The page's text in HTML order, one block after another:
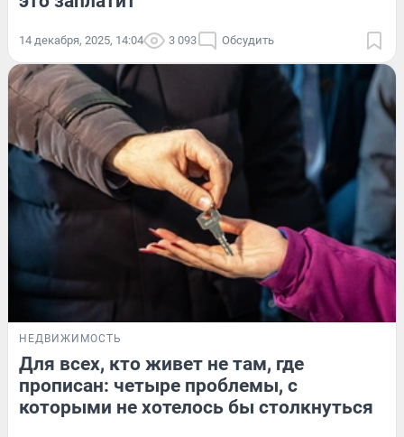
14 декабря, 2025, 14:04 3 093 Обсудить
НЕДВИЖИМОСТЬ
Для всех, кто живет не там, где
прописан: четыре проблемы, с
которыми не хотелось бы столкнуться